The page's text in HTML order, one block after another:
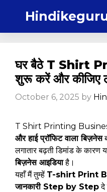
घर बैठे T Shirt
शुरू करें और कीजिए
October 6, 2025 by
T Shirt Printing
और हाई प्रॉफिट वाला बिज़नेस
लगातार बढ़ती डिमांड के कारण
बिज़नेस आइडियाहै।
यहाँ मैं तुम्हें T-shirt Print
जानकारी Step by Stepदे